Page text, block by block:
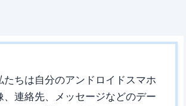
たちは自分のアンドロイドスマホ
、連絡先、メッセージなどのデー